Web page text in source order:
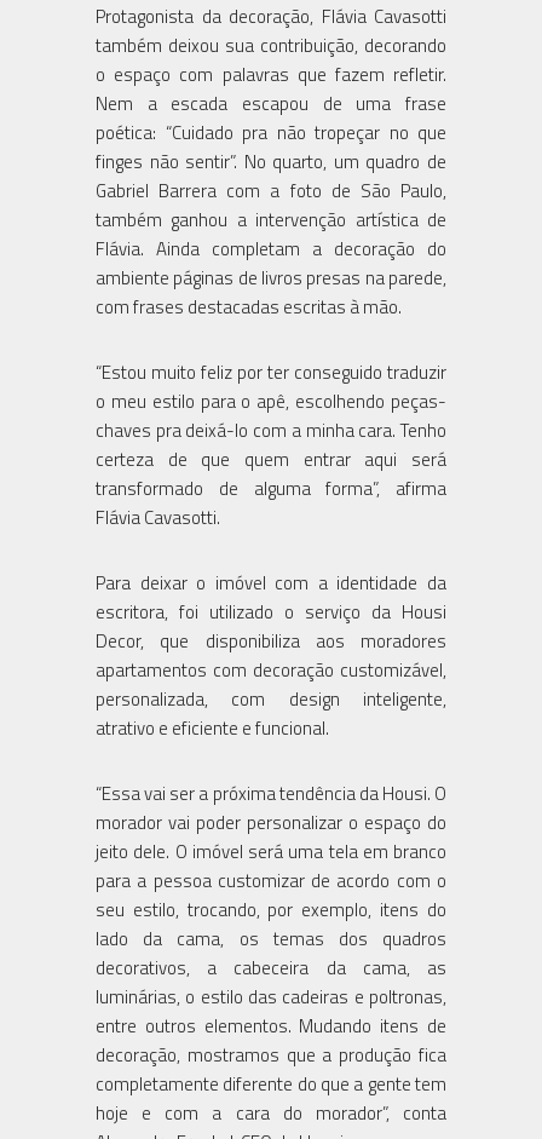
Protagonista da decoração, Flávia Cavasotti
também deixou sua contribuição, decorando
o espaço com palavras que fazem refletir.
Nem a escada escapou de uma frase
poética: “Cuidado pra não tropeçar no que
finges não sentir”. No quarto, um quadro de
Gabriel Barrera com a foto de São Paulo,
também ganhou a intervenção artística de
Flávia. Ainda completam a decoração do
ambiente páginas de livros presas na parede,
com frases destacadas escritas à mão.
“Estou muito feliz por ter conseguido traduzir
o meu estilo para o apê, escolhendo peças-
chaves pra deixá-lo com a minha cara. Tenho
certeza de que quem entrar aqui será
transformado de alguma forma”, afirma
Flávia Cavasotti.
Para deixar o imóvel com a identidade da
escritora, foi utilizado o serviço da Housi
Decor, que disponibiliza aos moradores
apartamentos com decoração customizável,
personalizada, com design inteligente,
atrativo e eficiente e funcional.
“Essa vai ser a próxima tendência da Housi. O
morador vai poder personalizar o espaço do
jeito dele. O imóvel será uma tela em branco
para a pessoa customizar de acordo com o
seu estilo, trocando, por exemplo, itens do
lado da cama, os temas dos quadros
decorativos, a cabeceira da cama, as
luminárias, o estilo das cadeiras e poltronas,
entre outros elementos. Mudando itens de
decoração, mostramos que a produção fica
completamente diferente do que a gente tem
hoje e com a cara do morador”, conta